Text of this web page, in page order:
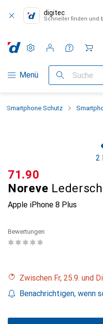
digitec
Schneller finden und
Navigation nach Kategorien
Menü Suche
Einstellungen
Kundenkonto
Vergleichslisten
Merklisten
Warenkorb
Smartphone Schutz
2
Noreve
Apple iPhone 8 Plus
CHF
71.90
Bewertungen
Zwischen Fr, 25.9. und
Benachrichtigen, wenn